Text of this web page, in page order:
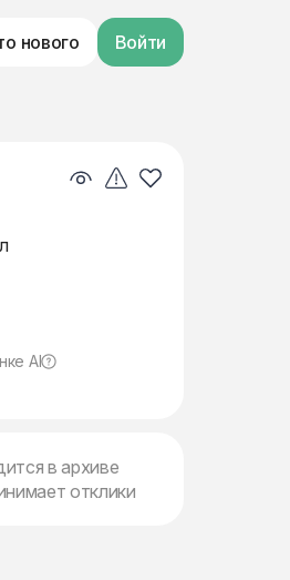
нового Войти
AI
в архиве
отклики